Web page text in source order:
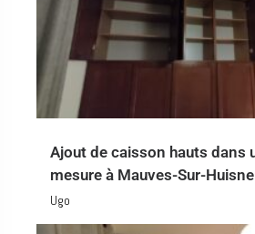
Ajout de caisson hauts dans
mesure à Mauves-Sur-
Ugo